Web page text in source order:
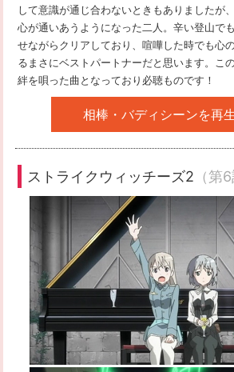
して意識が通じ合わないときもありましたが
心が通いあうようになった二人。辛い登山で
せながらクリアしており、喧嘩した時でも心
るまさにベストパートナーだと思います。こ
絆を唄った曲となっており必聴ものです！
相棒・バディシーンを再
ストライクウィッチーズ2 （第6